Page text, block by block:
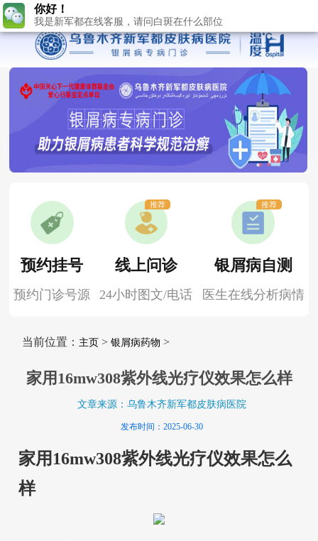
预约挂号
预约门诊号源
线上问诊
24小时图文/电话
推荐
银屑病自测
医生在线分析病情
推荐
当前位置： 主页> 银屑病药物 >
家用16mw308紫外线光疗仪效果怎么样
文章来源：乌鲁木齐新军都皮肤病医院
发布时间：2025-06-30
家用16mw308紫外线光疗仪效果怎么
样